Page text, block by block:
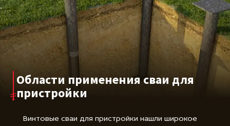
Области применения сваи для
пристройки
Винтовые сваи для пристройки нашли широкое